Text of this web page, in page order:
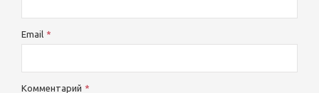
Email
Комментарий